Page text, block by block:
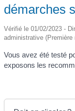
démarches
Vérifié le 01/02/2023 -
administrative (Première
Vous avez été testé
exposons les